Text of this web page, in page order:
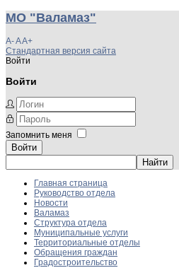
МО "Валамаз"
A-AA+
Стандартная версия сайта
Войти
Войти
Запомнить меня
Войти
Главная страница
Руководство отдела
Новости
Валамаз
Структура отдела
Муниципальные услуги
Территориальные отделы
Обращения граждан
Градостроительство